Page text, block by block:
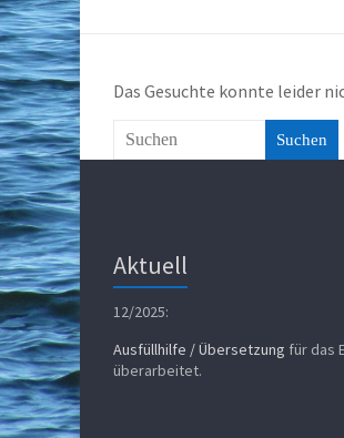
Das Gesuchte konnte leider
Suchen
Aktuell
12/2025:
Ausfüllhilfe / Übersetzung für das
überarbeitet.